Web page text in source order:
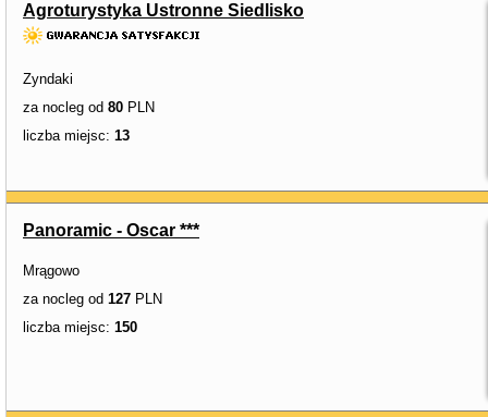
Agroturystyka Ustronne Siedlisko
Zyndaki
za nocleg od 80 PLN
liczba miejsc: 13
Panoramic - Oscar ***
Mrągowo
za nocleg od 127 PLN
liczba miejsc: 150